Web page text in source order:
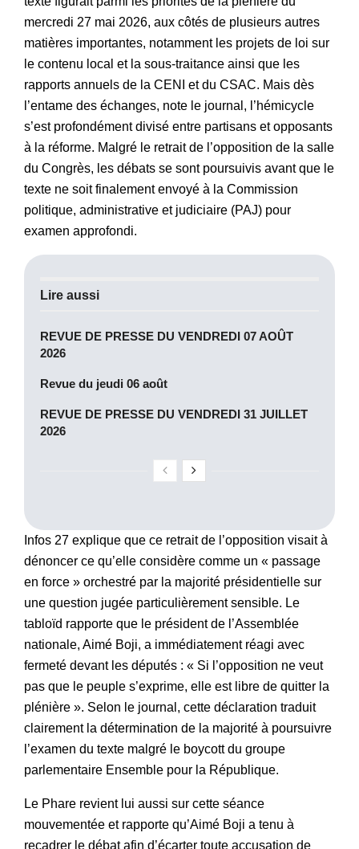
mercredi 27 mai 2026, aux côtés de plusieurs autres
matières importantes, notamment les projets de loi sur
le contenu local et la sous-traitance ainsi que les
rapports annuels de la CENI et du CSAC. Mais dès
l’entame des échanges, note le journal, l’hémicycle
s’est profondément divisé entre partisans et opposants
à la réforme. Malgré le retrait de l’opposition de la salle
du Congrès, les débats se sont poursuivis avant que le
texte ne soit finalement envoyé à la Commission
politique, administrative et judiciaire (PAJ) pour
examen approfondi.
Lire aussi
REVUE DE PRESSE DU VENDREDI 07 AOÛT
2026
Revue du jeudi 06 août
REVUE DE PRESSE DU VENDREDI 31 JUILLET
2026
Infos 27 explique que ce retrait de l’opposition visait à
dénoncer ce qu’elle considère comme un « passage
en force » orchestré par la majorité présidentielle sur
une question jugée particulièrement sensible. Le
tabloïd rapporte que le président de l’Assemblée
nationale, Aimé Boji, a immédiatement réagi avec
fermeté devant les députés : « Si l’opposition ne veut
pas que le peuple s’exprime, elle est libre de quitter la
plénière ». Selon le journal, cette déclaration traduit
clairement la détermination de la majorité à poursuivre
l’examen du texte malgré le boycott du groupe
parlementaire Ensemble pour la République.
Le Phare revient lui aussi sur cette séance
mouvementée et rapporte qu’Aimé Boji a tenu à
recadrer le débat afin d’écarter toute accusation de